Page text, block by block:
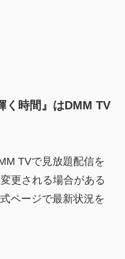
く時間』はDMM TV
TVで見放題配信を
更される場合がある
ページで最新状況を